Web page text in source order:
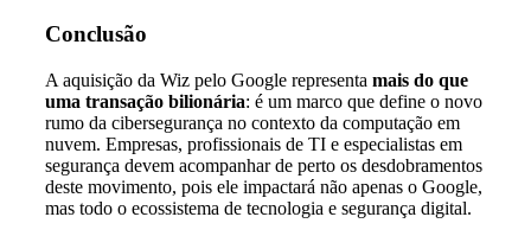
Conclusão
A aquisição da Wiz pelo Google representa mais do que
uma transação bilionária: é um marco que define o novo
rumo da cibersegurança no contexto da computação em
nuvem. Empresas, profissionais de TI e especialistas em
segurança devem acompanhar de perto os desdobramentos
deste movimento, pois ele impactará não apenas o Google,
mas todo o ecossistema de tecnologia e segurança digital.